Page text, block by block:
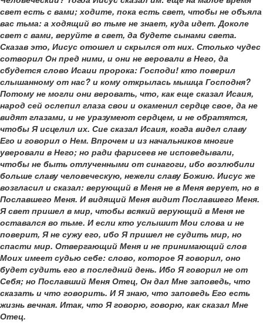
свет есть с вами; ходите, пока есть свет, чтобы не объяла
вас тьма: а ходящий во тьме не знает, куда идет. Доколе
свет с вами, веруйте в свет, да будете сынами света.
Сказав это, Иисус отошел и скрылся от них. Столько чудес
сотворил Он пред ними, и они не веровали в Него, да
сбудется слово Исаии пророка: Господи! кто поверил
слышанному от нас? и кому открылась мышца Господня?
Потому не могли они веровать, что, как еще сказал Исаия,
народ сей ослепил глаза свои и окаменил сердце свое, да не
видят глазами, и не уразумеют сердцем, и не обратятся,
чтобы Я исцелил их. Сие сказал Исаия, когда видел славу
Его и говорил о Нем. Впрочем и из начальников многие
уверовали в Него; но ради фарисеев не исповедывали,
чтобы не быть отлученными от синагоги, ибо возлюбили
больше славу человеческую, нежели славу Божию. Иисус же
возгласил и сказал: верующий в Меня не в Меня верует, но в
Пославшего Меня. И видящий Меня видит Пославшего Меня.
Я свет пришел в мир, чтобы всякий верующий в Меня не
оставался во тьме. И если кто услышит Мои слова и не
поверит, Я не сужу его, ибо Я пришел не судить мир, но
спасти мир. Отвергающий Меня и не принимающий слов
Моих имеет судью себе: слово, которое Я говорил, оно
будет судить его в последний день. Ибо Я говорил не от
Себя; но Пославший Меня Отец, Он дал Мне заповедь, что
сказать и что говорить. И Я знаю, что заповедь Его есть
жизнь вечная. Итак, что Я говорю, говорю, как сказал Мне
Отец.